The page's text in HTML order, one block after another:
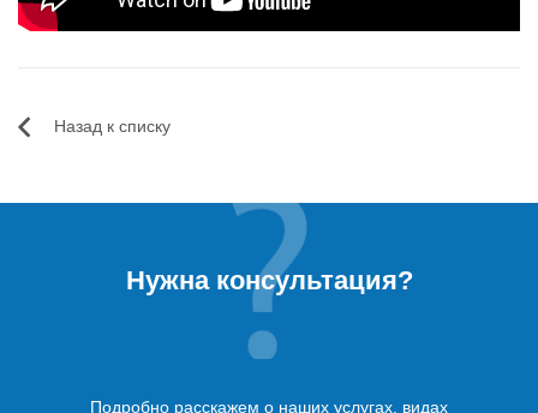
Назад к списку
Нужна консультация?
Подробно расскажем о наших услугах, видах